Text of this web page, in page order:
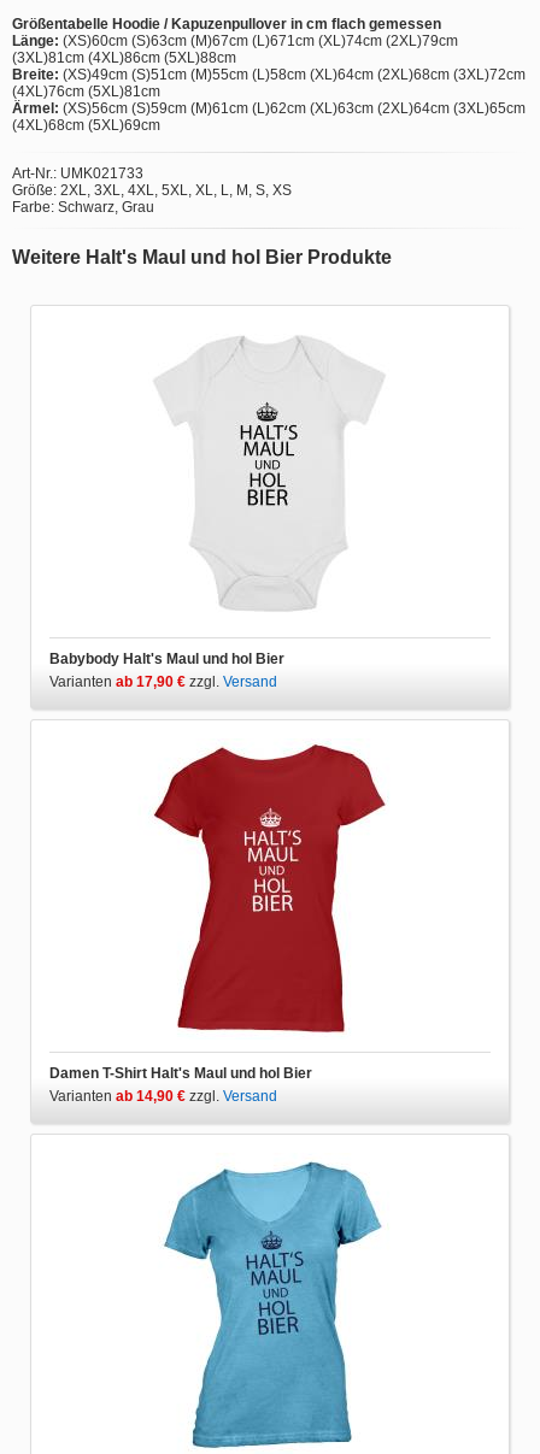
Größentabelle Hoodie / Kapuzenpullover in cm flach gemessen
Länge: (XS)60cm (S)63cm (M)67cm (L)671cm (XL)74cm (2XL)79cm
(3XL)81cm (4XL)86cm (5XL)88cm
Breite: (XS)49cm (S)51cm (M)55cm (L)58cm (XL)64cm (2XL)68cm (3XL)72cm
(4XL)76cm (5XL)81cm
Ärmel: (XS)56cm (S)59cm (M)61cm (L)62cm (XL)63cm (2XL)64cm (3XL)65cm
(4XL)68cm (5XL)69cm
Art-Nr.: UMK021733
Größe: 2XL, 3XL, 4XL, 5XL, XL, L, M, S, XS
Farbe: Schwarz, Grau
Weitere Halt's Maul und hol Bier Produkte
Babybody Halt's Maul und hol Bier
Varianten ab 17,90 € zzgl. Versand
Damen T-Shirt Halt's Maul und hol Bier
Varianten ab 14,90 € zzgl. Versand